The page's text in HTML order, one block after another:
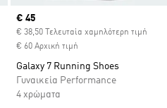
Current price
€ 45
€ 38,50 Τελευταία χαμηλότερη τιμή
€ 60 Αρχική τιμή
Galaxy 7 Running Shoes
Γυναικεία Performance
4 χρώματα